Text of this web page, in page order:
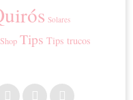
Solares
Tips Tips trucos